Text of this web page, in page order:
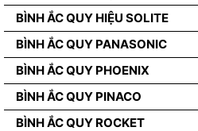
BÌNH ẮC QUY HIỆU SOLITE
BÌNH ẮC QUY PANASONIC
BÌNH ẮC QUY PHOENIX
BÌNH ẮC QUY PINACO
BÌNH ẮC QUY ROCKET